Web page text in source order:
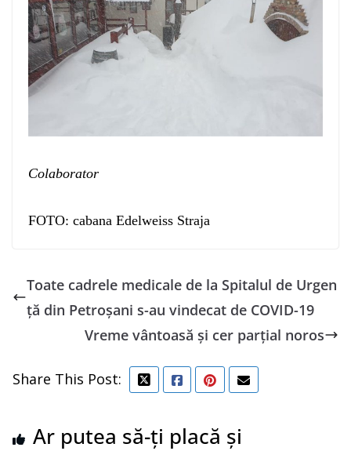
Colaborator
FOTO: cabana Edelweiss Straja
Toate cadrele medicale de la Spitalul de Urgen
ță din Petroșani s-au vindecat de COVID-19
Vreme vântoasă și cer parțial noros
Share This Post:
Ar putea să-ți placă și